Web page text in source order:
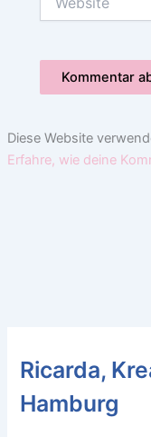
Diese Website
Erfahre, wie deine
Ricarda,
Hamburg